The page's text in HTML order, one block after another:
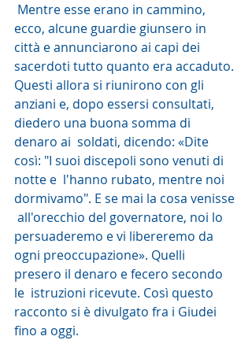
ecco, alcune guardie giunsero in
città e annunciarono ai capi dei
sacerdoti tutto quanto era accaduto.
Questi allora si riunirono con gli
anziani e, dopo essersi consultati,
diedero una buona somma di
denaro ai  soldati, dicendo: «Dite
così: "I suoi discepoli sono venuti di
notte e  l'hanno rubato, mentre noi
dormivamo". E se mai la cosa venisse
all'orecchio del governatore, noi lo
persuaderemo e vi libereremo da
ogni preoccupazione». Quelli
presero il denaro e fecero secondo
le  istruzioni ricevute. Così questo
racconto si è divulgato fra i Giudei
fino a oggi.